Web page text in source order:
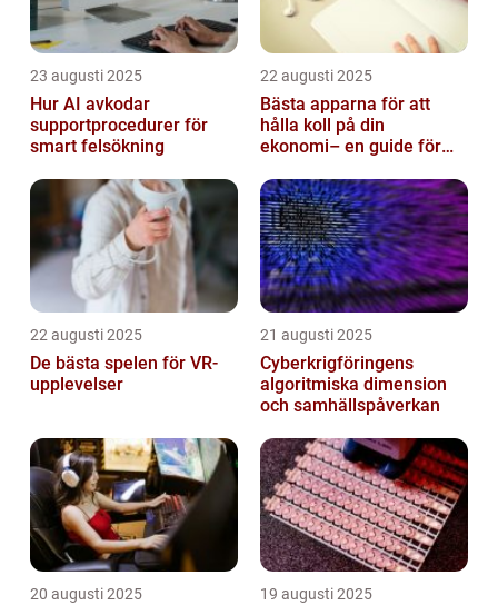
23 augusti 2025
Hur AI avkodar
supportprocedurer för
smart felsökning
22 augusti 2025
Bästa apparna för att
hålla koll på din
ekonomi– en guide för
22 augusti 2025
De bästa spelen för VR-
upplevelser
21 augusti 2025
Cyberkrigföringens
algoritmiska dimension
och samhällspåverkan
20 augusti 2025 19 augusti 2025